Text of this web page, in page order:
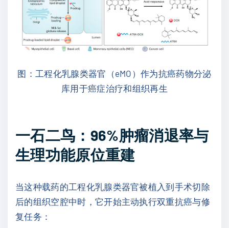
图：工程化乳腺类器官（eMO）作为抗癌药物分泌
库用于癌症治疗和组织再生
一石二鸟：96%肿瘤消退率与
生理功能原位重建
当这种载药的工程化乳腺类器官被植入到手术切除
后的组织空腔中时，它开始主动执行双重抗癌与修
复任务：